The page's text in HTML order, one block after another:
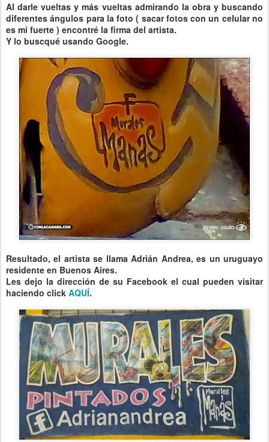
Al darle vueltas y más vueltas admirando la obra y buscando
diferentes ángulos para la foto ( sacar fotos con un celular no
es mi fuerte ) encontré la firma del artista.
Y lo buscqué usando Google.
Resultado, el artista se llama Adrián Andrea, es un uruguayo
residente en Buenos Aires.
Les dejo la dirección de su Facebook el cual pueden visitar
haciendo click AQUÍ.